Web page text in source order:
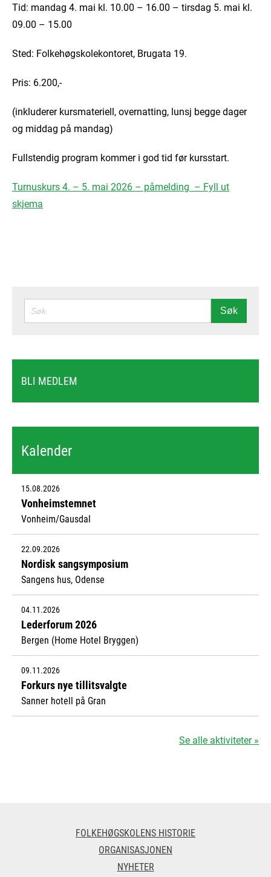
Tid: mandag 4. mai kl. 10.00 – 16.00 – tirsdag 5. mai kl.
09.00 – 15.00
Sted: Folkehøgskolekontoret, Brugata 19.
Pris: 6.200,-
(inkluderer kursmateriell, overnatting, lunsj begge dager
og middag på mandag)
Fullstendig program kommer i god tid før kursstart.
Turnuskurs 4. – 5. mai 2026 – påmelding – Fyll ut
skjema
SØK Søk
BLI MEDLEM
Kalender
15.08.2026
Vonheimstemnet
Vonheim/Gausdal
22.09.2026
Nordisk sangsymposium
Sangens hus, Odense
04.11.2026
Lederforum 2026
Bergen (Home Hotel Bryggen)
09.11.2026
Forkurs nye tillitsvalgte
Sanner hotell på Gran
Se alle aktiviteter »
FOLKEHØGSKOLENS HISTORIE
ORGANISASJONEN
NYHETER